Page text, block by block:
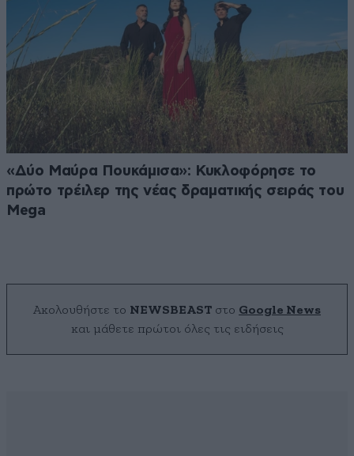
«Δύο Μαύρα Πουκάμισα»: Κυκλοφόρησε το
πρώτο τρέιλερ της νέας δραματικής σειράς του
Mega
Ακολουθήστε το NEWSBEAST στο Google News
και μάθετε πρώτοι όλες τις ειδήσεις